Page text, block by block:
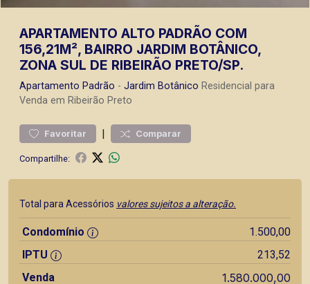
APARTAMENTO ALTO PADRÃO COM
156,21M², BAIRRO JARDIM BOTÂNICO,
ZONA SUL DE RIBEIRÃO PRETO/SP.
Apartamento Padrão - Jardim Botânico Residencial para
Venda em Ribeirão Preto
Favoritar | Comparar
Compartilhe:
Total para Acessórios valores sujeitos a alteração.
Condomínio
1.500,00
IPTU
213,52
Venda
1.580.000,00